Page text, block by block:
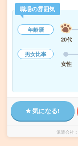
職場の雰囲気
年齢層
20代
男女比率
女性
気になる!
派遣会社